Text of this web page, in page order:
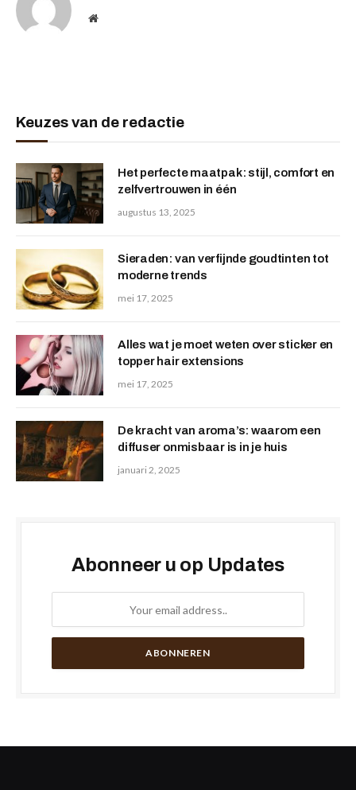
Website
Keuzes van de redactie
Het perfecte maatpak: stijl, comfort en
zelfvertrouwen in één
augustus 13, 2025
Sieraden: van verfijnde goudtinten tot
moderne trends
mei 17, 2025
Alles wat je moet weten over sticker en
topper hair extensions
mei 17, 2025
De kracht van aroma’s: waarom een
diffuser onmisbaar is in je huis
januari 2, 2025
Abonneer u op Updates